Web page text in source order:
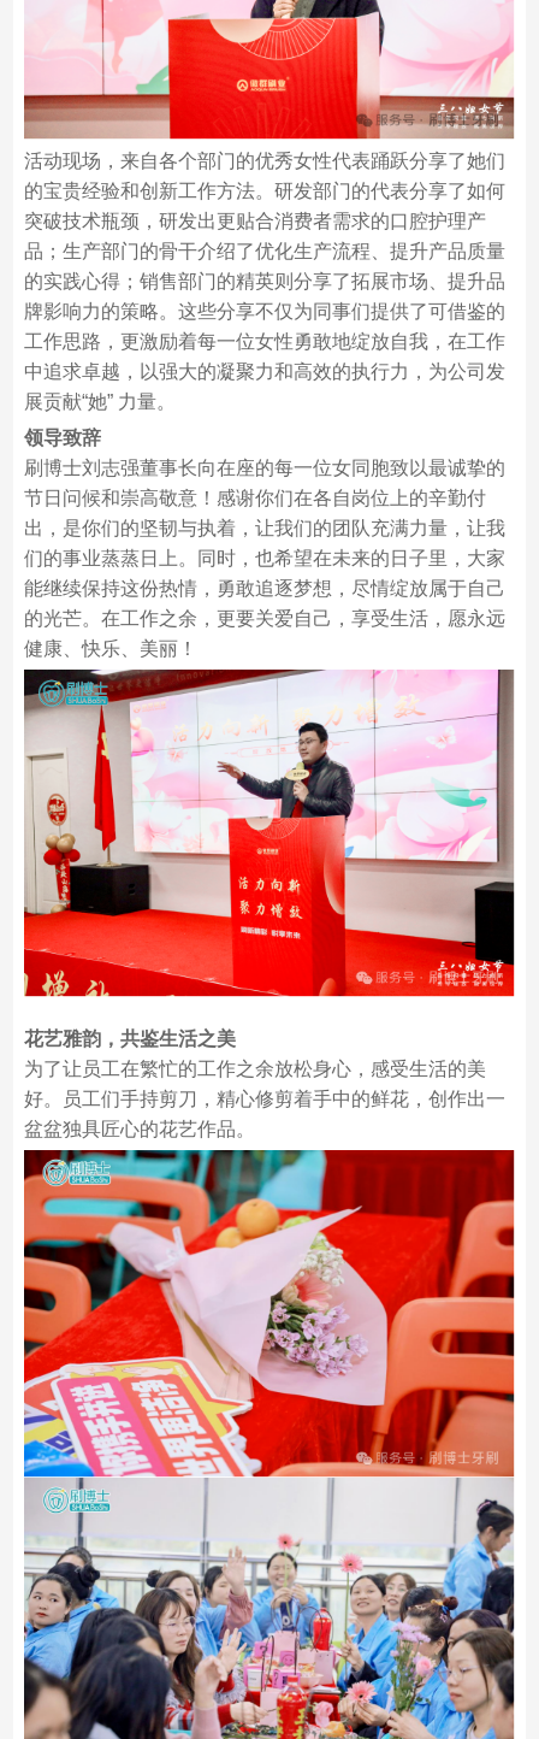
活动现场，来自各个部门的优秀女性代表踊跃分享了她们
的宝贵经验和创新工作方法。研发部门的代表分享了如何
突破技术瓶颈，研发出更贴合消费者需求的口腔护理产
品；生产部门的骨干介绍了优化生产流程、提升产品质量
的实践心得；销售部门的精英则分享了拓展市场、提升品
牌影响力的策略。这些分享不仅为同事们提供了可借鉴的
工作思路，更激励着每一位女性勇敢地绽放自我，在工作
中追求卓越，以强大的凝聚力和高效的执行力，为公司发
展贡献“她” 力量。
领导致辞
刷博士刘志强董事长向在座的每一位女同胞致以最诚挚的
节日问候和崇高敬意！感谢你们在各自岗位上的辛勤付
出，是你们的坚韧与执着，让我们的团队充满力量，让我
们的事业蒸蒸日上。同时，也希望在未来的日子里，大家
能继续保持这份热情，勇敢追逐梦想，尽情绽放属于自己
的光芒。在工作之余，更要关爱自己，享受生活，愿永远
健康、快乐、美丽！
花艺雅韵，共鉴生活之美
为了让员工在繁忙的工作之余放松身心，感受生活的美
好。员工们手持剪刀，精心修剪着手中的鲜花，创作出一
盆盆独具匠心的花艺作品。